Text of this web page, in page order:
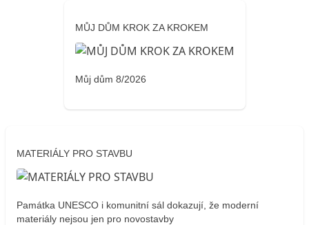
MŮJ DŮM KROK ZA KROKEM
Můj dům 8/2026
MATERIÁLY PRO STAVBU
Památka UNESCO i komunitní sál dokazují, že moderní
materiály nejsou jen pro novostavby